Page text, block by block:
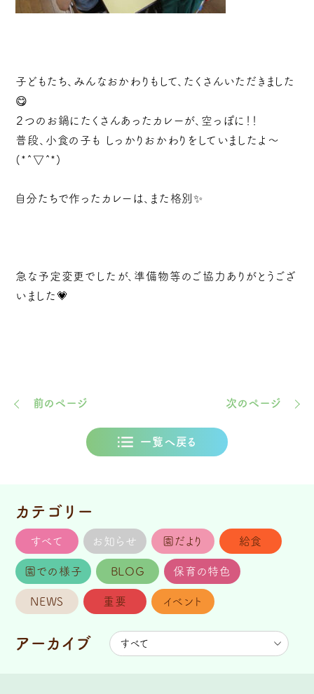
子どもたち、みんなおかわりもして、たくさんいただきました
😋
２つのお鍋にたくさんあったカレーが、空っぽに！！
普段、小食の子も しっかりおかわりをしていましたよ～
(*^▽^*)
自分たちで作ったカレーは、また格別✨
急な予定変更でしたが、準備物等のご協力ありがとうござ
いました💗
前のページ 次のページ
一覧へ戻る
カテゴリー
すべて お知らせ 園だより 給食
園での様子 BLOG 保育の特色
NEWS 重要 イベント
アーカイブ